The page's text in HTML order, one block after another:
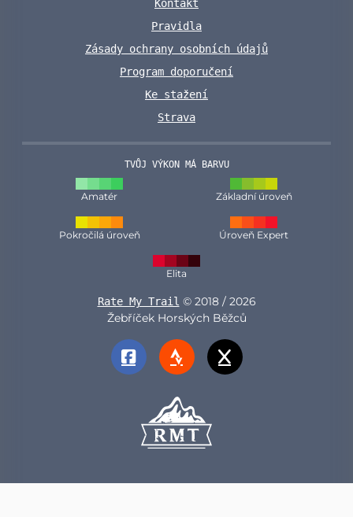
Kontakt
Pravidla
Zásady ochrany osobních údajů
Program doporučení
Ke stažení
Strava
TVŮJ VÝKON MÁ BARVU
Amatér Základní úroveň
Pokročilá úroveň Úroveň Expert
Elita
Rate My Trail © 2018 / 2026
Žebříček Horských Běžců